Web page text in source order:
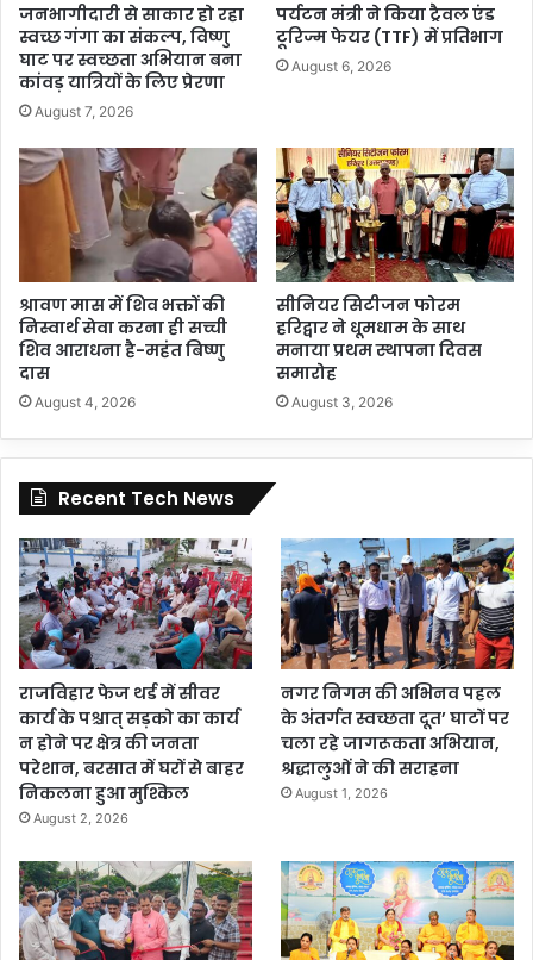
जनभागीदारी से साकार हो रहा
स्वच्छ गंगा का संकल्प, विष्णु
घाट पर स्वच्छता अभियान बना
कांवड़ यात्रियों के लिए प्रेरणा
August 7, 2026
पर्यटन मंत्री ने किया ट्रैवल एंड
टूरिज्म फेयर (TTF) में प्रतिभाग
August 6, 2026
श्रावण मास में शिव भक्तों की
निस्वार्थ सेवा करना ही सच्ची
शिव आराधना है-महंत बिष्णु
दास
August 4, 2026
सीनियर सिटीजन फोरम
हरिद्वार ने धूमधाम के साथ
मनाया प्रथम स्थापना दिवस
समारोह
August 3, 2026
Recent Tech News
राजविहार फेज थर्ड में सीवर
कार्य के पश्चात् सड़को का कार्य
न होने पर क्षेत्र की जनता
परेशान, बरसात में घरों से बाहर
निकलना हुआ मुश्किल
August 2, 2026
नगर निगम की अभिनव पहल
के अंतर्गत स्वच्छता दूत’ घाटों पर
चला रहे जागरूकता अभियान,
श्रद्धालुओं ने की सराहना
August 1, 2026